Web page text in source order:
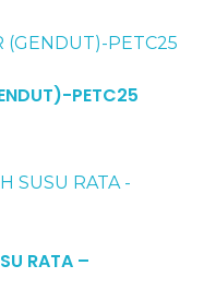
PETC25
RATA –